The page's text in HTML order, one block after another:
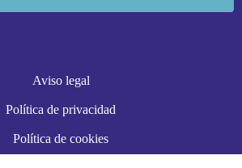
Aviso legal
Política de privacidad
Política de cookies